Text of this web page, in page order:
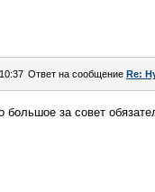
Ответ на сообщение Re:
большое за совет